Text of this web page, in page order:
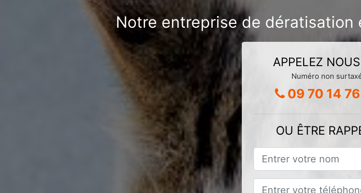
Notre entreprise de dératisation
APPELEZ
Numéro non
09 70 14
OU ÊTRE